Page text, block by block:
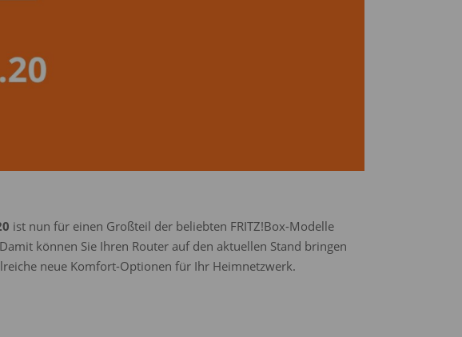
ist nun für einen Großteil der beliebten FRITZ!Box-Modelle
können Sie Ihren Router auf den aktuellen Stand bringen
neue Komfort-Optionen für Ihr Heimnetzwerk.